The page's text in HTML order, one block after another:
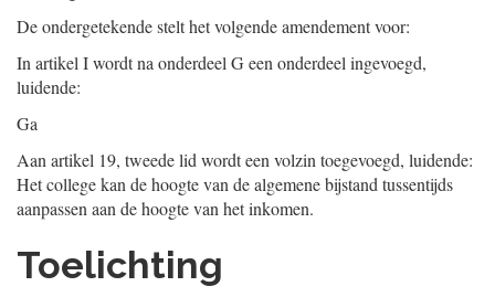
De ondergetekende stelt het volgende amendement voor:
In artikel I wordt na onderdeel G een onderdeel ingevoegd,
luidende:
Ga
Aan artikel 19, tweede lid wordt een volzin toegevoegd, luidende:
Het college kan de hoogte van de algemene bijstand tussentijds
aanpassen aan de hoogte van het inkomen.
Toelichting